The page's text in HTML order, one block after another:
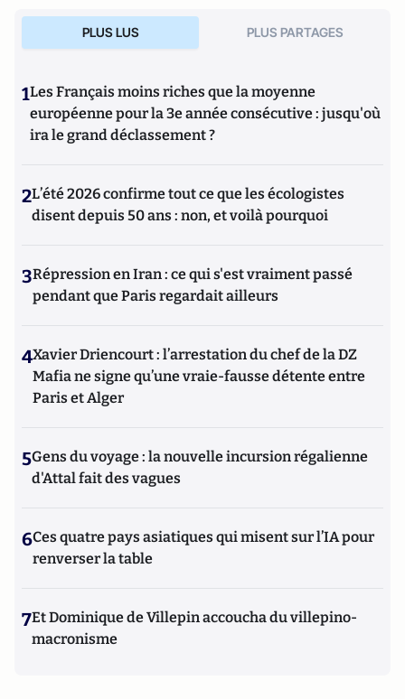
PLUS LUS PLUS PARTAGES
1Les Français moins riches que la moyenne
européenne pour la 3e année consécutive : jusqu'où
ira le grand déclassement ?
2L’été 2026 confirme tout ce que les écologistes
disent depuis 50 ans : non, et voilà pourquoi
3Répression en Iran : ce qui s'est vraiment passé
pendant que Paris regardait ailleurs
4Xavier Driencourt : l’arrestation du chef de la DZ
Mafia ne signe qu’une vraie-fausse détente entre
Paris et Alger
5Gens du voyage : la nouvelle incursion régalienne
d'Attal fait des vagues
6Ces quatre pays asiatiques qui misent sur l’IA pour
renverser la table
7Et Dominique de Villepin accoucha du villepino-
macronisme